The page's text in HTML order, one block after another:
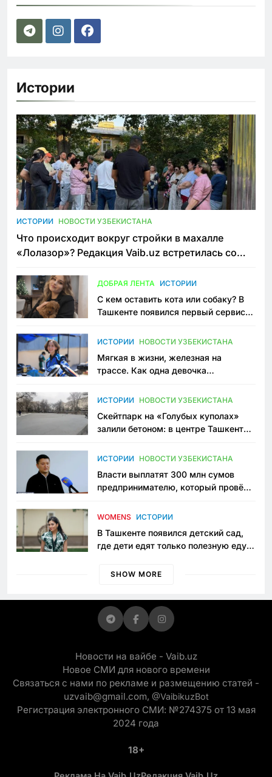
Истории
ИСТОРИИ НОВОСТИ УЗБЕКИСТАНА
Что происходит вокруг стройки в махалле
«Лолазор»? Редакция Vaib.uz встретилась со
ДОБРАЯ ЛЕНТА ИСТОРИИ
С кем оставить кота или собаку? В
Ташкенте появился первый сервис
ИСТОРИИ НОВОСТИ УЗБЕКИСТАНА
Мягкая в жизни, железная на
трассе. Как одна девочка
Узбекистане
ИСТОРИИ НОВОСТИ УЗБЕКИСТАНА
Скейтпарк на «Голубых куполах»
залили бетоном: в центре Ташкента
пространство
ИСТОРИИ НОВОСТИ УЗБЕКИСТАНА
Власти выплатят 300 млн сумов
предпринимателю, который провёл
приговору
WOMENS ИСТОРИИ
В Ташкенте появился детский сад,
где дети едят только полезную еду.
просить «кашу без сахара»
SHOW MORE
Новости на вайбе - Vaib.uz
Новое СМИ для нового времени
Связаться с нами по рекламе и размещению статей -
uzvaib@gmail.com, @VaibikuzBot
Регистрация электронного СМИ: №274375 от 13 мая
2024 года
18+